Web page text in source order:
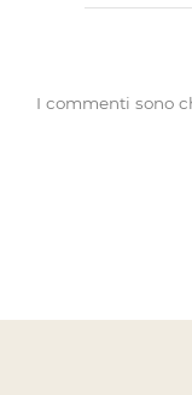
I commenti sono